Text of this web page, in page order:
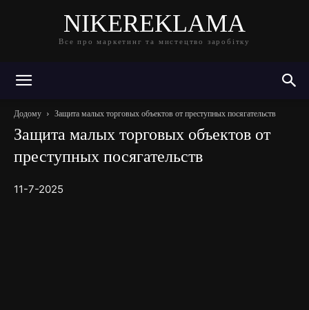
NIKEREKLAMA
Все про маркетинг та мистецтво заробітку
Додому Защита малых торговых объектов от преступных посягательств
Защита малых торговых объектов от
преступных посягательств
11-7-2025